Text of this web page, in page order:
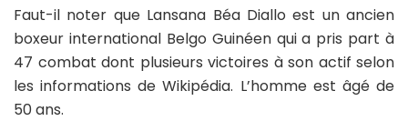
Faut-il noter que Lansana Béa Diallo est un ancien
boxeur international Belgo Guinéen qui a pris part à
47 combat dont plusieurs victoires à son actif selon
les informations de Wikipédia. L’homme est âgé de
50 ans.